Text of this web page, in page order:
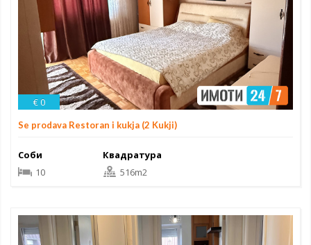
€ 0
Se prodava Restoran i kukja (2 Kukji)
Соби
10
Квадратура
516m2